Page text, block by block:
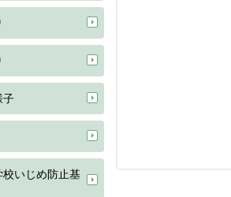
子
校いじめ防止基